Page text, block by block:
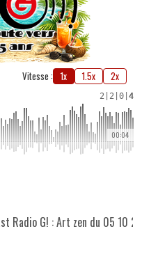
Vitesse : 1x 1.5x 2x
2 2 0 4
00:04
Radio G! : Art zen du 05 10